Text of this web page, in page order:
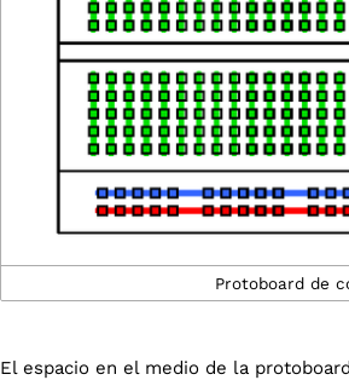
Protoboard de
El espacio en el medio de la